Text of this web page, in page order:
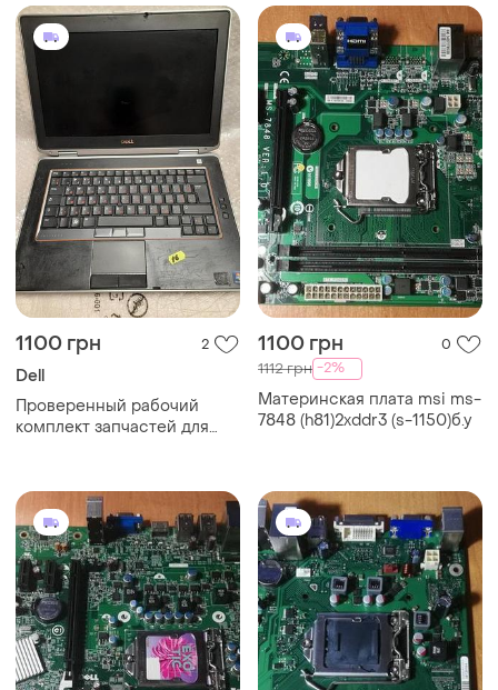
1100 грн 2
Dell
Проверенный рабочий
комплект запчастей для
1100 грн 0
1112 грн -2%
Материнская плата msi ms-
7848 (h81)2xddr3 (s-1150)б.у